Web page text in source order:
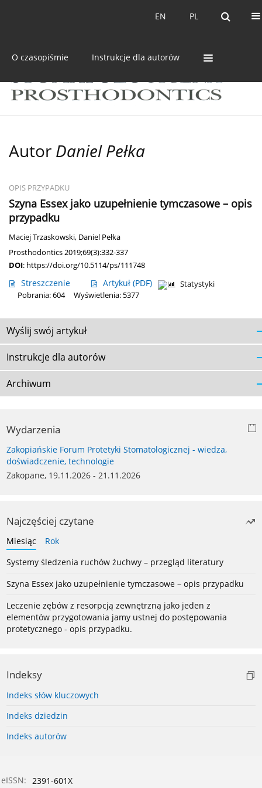
PL
EN PL
EN
O czasopiśmie Instrukcje dla autorów
Autor Daniel Pełka
OPIS PRZYPADKU
Szyna Essex jako uzupełnienie tymczasowe – opis
przypadku
Maciej Trzaskowski, Daniel Pełka
Prosthodontics 2019;69(3):332-337
DOI: https://doi.org/10.5114/ps/111748
Streszczenie Artykuł (PDF)
Statystyki
Pobrania: 604
Wyświetlenia: 5377
Wyślij swój artykuł
Instrukcje dla autorów
Archiwum
Wydarzenia
Zakopiańskie Forum Protetyki Stomatologicznej - wiedza,
doświadczenie, technologie
Zakopane, 19.11.2026 - 21.11.2026
Najczęściej czytane
Miesiąc
Rok
Systemy śledzenia ruchów żuchwy – przegląd literatury
Szyna Essex jako uzupełnienie tymczasowe – opis przypadku
Leczenie zębów z resorpcją zewnętrzną jako jeden z
elementów przygotowania jamy ustnej do postępowania
protetycznego - opis przypadku.
Indeksy
Indeks słów kluczowych
Indeks dziedzin
Indeks autorów
eISSN: 2391-601X